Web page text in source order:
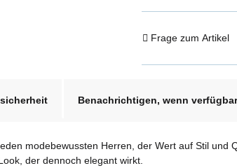
Frage zum Artikel
Benachrichtigen, wenn verfügbar
modebewussten Herren, der Wert auf Stil und
der dennoch elegant wirkt.